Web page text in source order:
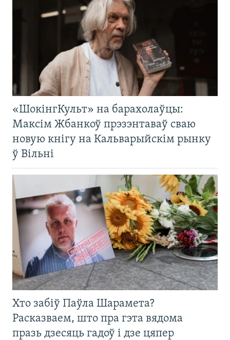
«ШокінгКульт» на барахолаўцы:
Максім Жбанкоў прэзэнтаваў сваю
новую кнігу на Кальварыйскім рынку
ў Вільні
Хто забіў Паўла Шарамета?
Расказваем, што пра гэта вядома
празь дзесяць гадоў і дзе цяпер